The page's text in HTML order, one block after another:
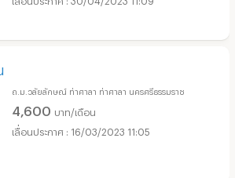
ถ.ม.วลัยลักษณ์ ท่าศาลา ท่าศาลา นครศรีธรรมราช
4,600 บาท/เดือน
16/03/2023 11:05